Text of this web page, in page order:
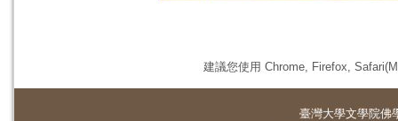
建議您使用 Chrome, Firefox,
臺灣大學文學院佛